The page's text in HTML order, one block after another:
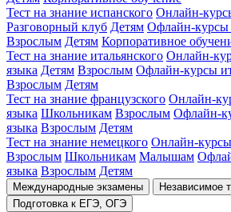
Тест на знание испанского Онлайн-
Разговорный клуб Детям Офлайн-курсы
Взрослым Детям Корпоративное
Тест на знание итальянского Онлайн-
языка Детям Взрослым Офлайн-курсы
Взрослым Детям
Тест на знание французского Онлайн-
языка Школьникам Взрослым Офлайн-
языка Взрослым Детям
Тест на знание немецкого Онлайн-
Взрослым Школьникам Малышам
языка Взрослым Детям
Международные экзамены
Независимое
Подготовка к ЕГЭ, ОГЭ